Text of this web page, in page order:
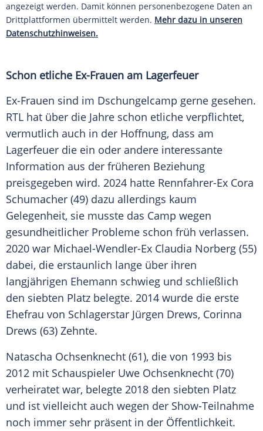
angezeigt werden. Damit können personenbezogene Daten an
Drittplattformen übermittelt werden. Mehr dazu in unseren
Datenschutzhinweisen.
Schon etliche Ex-Frauen am Lagerfeuer
Ex-Frauen sind im Dschungelcamp gerne gesehen.
RTL hat über die Jahre schon etliche verpflichtet,
vermutlich auch in der Hoffnung, dass am
Lagerfeuer die ein oder andere interessante
Information aus der früheren Beziehung
preisgegeben wird. 2024 hatte Rennfahrer-Ex Cora
Schumacher (49) dazu allerdings kaum
Gelegenheit, sie musste das Camp wegen
gesundheitlicher Probleme schon früh verlassen.
2020 war Michael-Wendler-Ex Claudia Norberg (55)
dabei, die erstaunlich lange über ihren
langjährigen Ehemann schwieg und schließlich
den siebten Platz belegte. 2014 wurde die erste
Ehefrau von Schlagerstar Jürgen Drews, Corinna
Drews (63) Zehnte.
Natascha Ochsenknecht (61), die von 1993 bis
2012 mit Schauspieler Uwe Ochsenknecht (70)
verheiratet war, belegte 2018 den siebten Platz
und ist vielleicht auch wegen der Show-Teilnahme
noch immer sehr präsent in der Öffentlichkeit.